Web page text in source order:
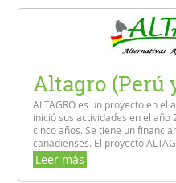
Altagro (Perú
ALTAGRO es un proyecto en
inició sus actividades en el
cinco años. Se tiene un
canadienses. El proyecto
Leer más